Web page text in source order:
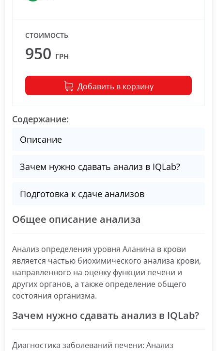
СТОИМОСТЬ
950 ГРН
Добавить в корзину
Содержание:
Описание
Зачем нужно сдавать анализ в IQLab?
Подготовка к сдаче анализов
Общее описание анализа
Анализ определения уровня Аланина в крови
является частью биохимического анализа крови,
направленного на оценку функции печени и
других органов, а также определение общего
состояния организма.
Зачем нужно сдавать анализ в IQLab?
Диагностика заболеваний печени: Анализ